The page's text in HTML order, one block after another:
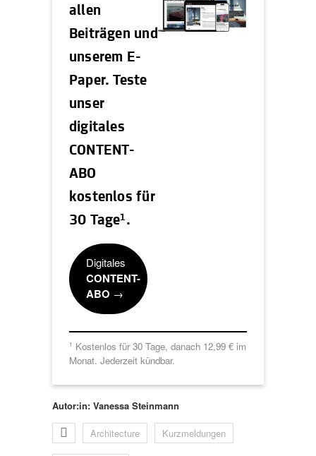
allen
Beiträgen und
unserem E-
Paper. Teste
unser
digitales
CONTENT-
ABO
kostenlos für
30 Tage1 .
Digitales
CONTENT-
ABO →
1 Kostenlos für 30 Tage, danach 12,99 € im
Monat. Jederzeit kündbar.
Autor:in: Vanessa Steinmann
Architecture Kurzmeldungen